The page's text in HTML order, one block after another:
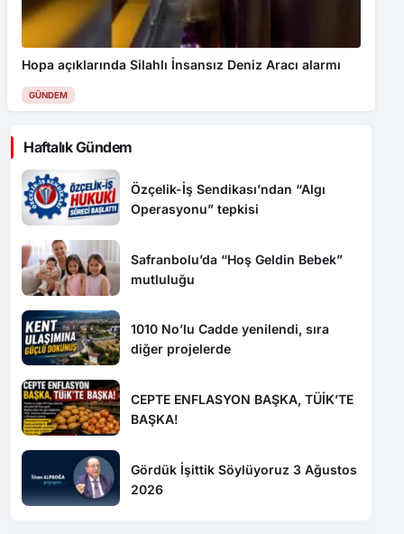
Hopa açıklarında Silahlı İnsansız Deniz Aracı alarmı
GÜNDEM
Haftalık Gündem
Özçelik-İş Sendikası’ndan “Algı
Operasyonu” tepkisi
Safranbolu’da “Hoş Geldin Bebek”
mutluluğu
1010 No’lu Cadde yenilendi, sıra
diğer projelerde
CEPTE ENFLASYON BAŞKA, TÜİK’TE
BAŞKA!
Gördük İşittik Söylüyoruz 3 Ağustos
2026